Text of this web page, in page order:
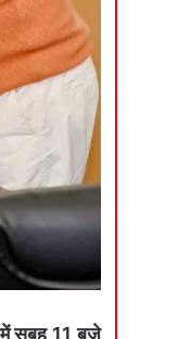
सुबह 11 बजे